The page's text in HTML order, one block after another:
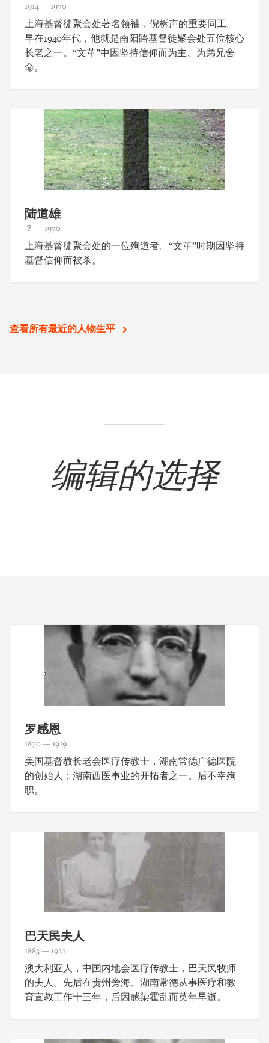
1914 — 1970
上海基督徒聚会处著名领袖，倪柝声的重要同工。
早在1940年代，他就是南阳路基督徒聚会处五位核心
长老之一。“文革”中因坚持信仰而为主、为弟兄舍
命。
陆道雄
？ — 1970
上海基督徒聚会处的一位殉道者。“文革”时期因坚持
基督信仰而被杀。
查看所有最近的人物生平
编辑的选择
罗感恩
1870 — 1919
美国基督教长老会医疗传教士，湖南常德广德医院
的创始人；湖南西医事业的开拓者之一。后不幸殉
职。
巴天民夫人
1883 — 1921
澳大利亚人，中国内地会医疗传教士，巴天民牧师
的夫人。先后在贵州旁海、湖南常德从事医疗和教
育宣教工作十三年，后因感染霍乱而英年早逝。